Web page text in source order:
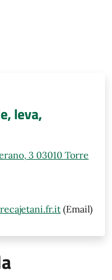
leva,
3 03010 Torre
(Email)